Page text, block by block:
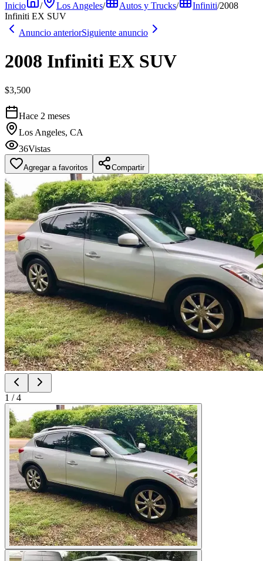
Inicio / Los Angeles/ Autos y Trucks/ Infiniti/2008
Infiniti EX SUV
Anuncio anteriorSiguiente anuncio
2008 Infiniti EX SUV
$3,500
Hace 2 meses
Los Angeles, CA
36Vistas
Agregar a favoritos Compartir
1 /4